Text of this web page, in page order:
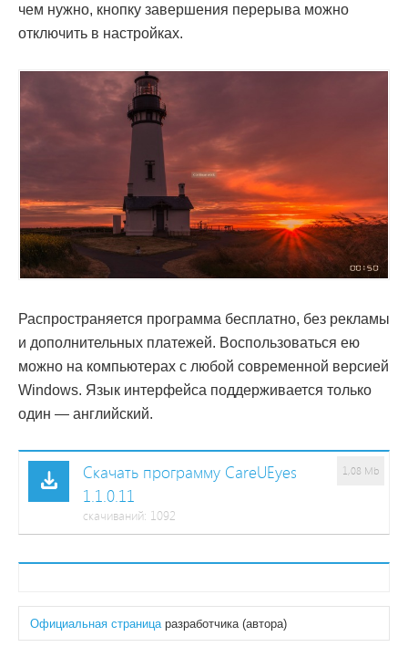
чем нужно, кнопку завершения перерыва можно
отключить в настройках.
Распространяется программа бесплатно, без рекламы
и дополнительных платежей. Воспользоваться ею
можно на компьютерах с любой современной версией
Windows. Язык интерфейса поддерживается только
один — английский.
Скачать программу CareUEyes
1.1.0.11
cкачиваний: 1092
1,08 Mb
Официальная страница разработчика (автора)